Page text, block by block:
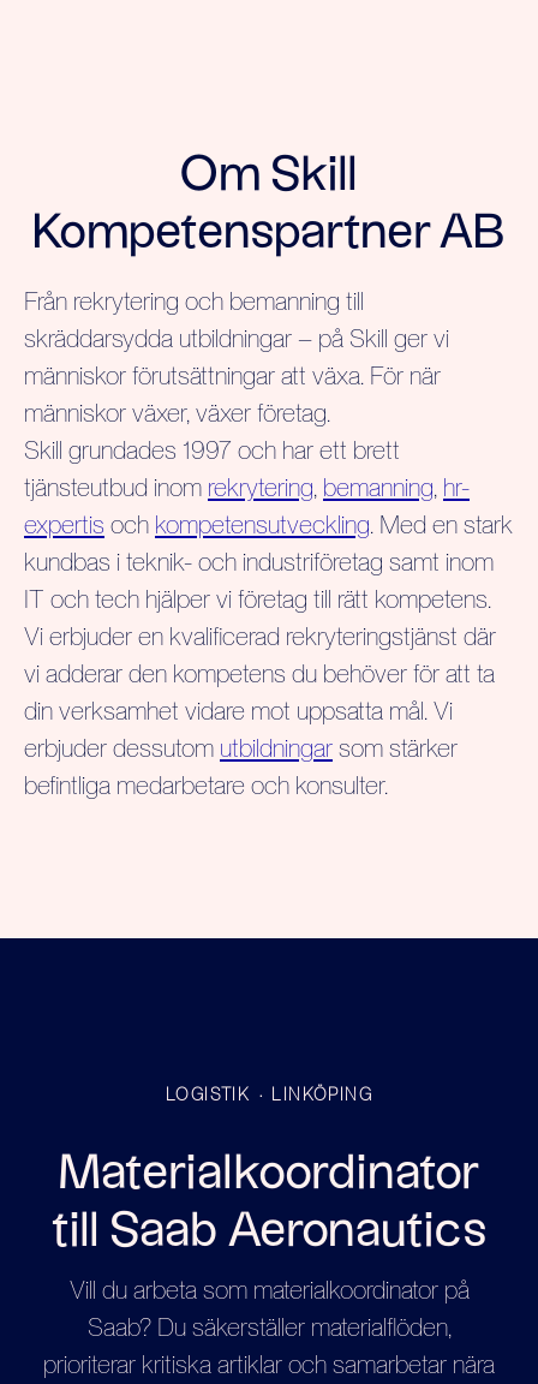
Om Skill
Kompetenspartner AB
Från rekrytering och bemanning till
skräddarsydda utbildningar – på Skill ger vi
människor förutsättningar att växa. För när
människor växer, växer företag.
Skill grundades 1997 och har ett brett
tjänsteutbud inom rekrytering, bemanning, hr-
expertis och kompetensutveckling. Med en stark
kundbas i teknik- och industriföretag samt inom
IT och tech hjälper vi företag till rätt kompetens.
Vi erbjuder en kvalificerad rekryteringstjänst där
vi adderar den kompetens du behöver för att ta
din verksamhet vidare mot uppsatta mål. Vi
erbjuder dessutom utbildningar som stärker
befintliga medarbetare och konsulter.
LOGISTIK · LINKÖPING
Materialkoordinator
till Saab Aeronautics
Vill du arbeta som materialkoordinator på
Saab? Du säkerställer materialflöden,
prioriterar kritiska artiklar och samarbetar nära